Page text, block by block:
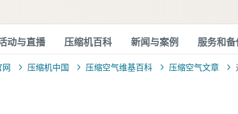
动与直播 压缩机百科 新闻与案例 服务和备
网 压缩机中国 压缩空气维基百科 压缩空气文章